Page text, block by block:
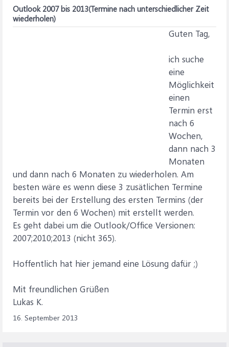
Outlook 2007 bis 2013(Termine nach unterschiedlicher Zeit
wiederholen)
Guten Tag,
ich suche
eine
Möglichkeit
einen
Termin erst
nach 6
Wochen,
dann nach 3
Monaten
und dann nach 6 Monaten zu wiederholen. Am
besten wäre es wenn diese 3 zusätlichen Termine
bereits bei der Erstellung des ersten Termins (der
Termin vor den 6 Wochen) mit erstellt werden.
Es geht dabei um die Outlook/Office Versionen:
2007;2010;2013 (nicht 365).
Hoffentlich hat hier jemand eine Lösung dafür ;)
Mit freundlichen Grüßen
Lukas K.
16. September 2013